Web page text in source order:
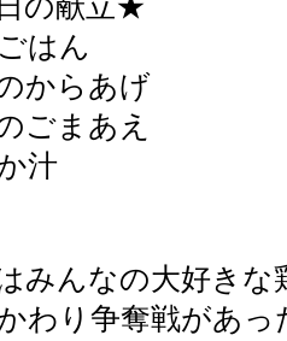
の献立★
はん
からあげ
ごまあえ
汁
みんなの大好き
わり争奪戦があ